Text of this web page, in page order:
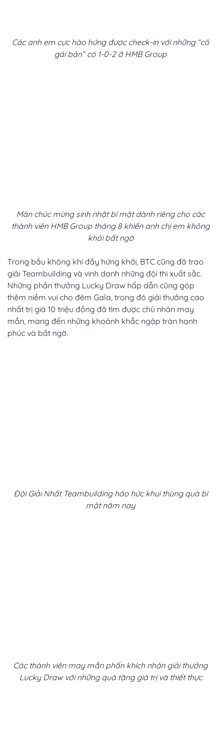
Các anh em cực hào hứng được check-in với những “cô
gái bản” có 1-0-2 ở HMB Group
Màn chúc mừng sinh nhật bí mật dành riêng cho các
thành viên HMB Group tháng 8 khiến anh chị em không
khỏi bất ngờ
Trong bầu không khí đầy hứng khởi, BTC cũng đã trao
giải Teambuilding và vinh danh những đội thi xuất sắc.
Những phần thưởng Lucky Draw hấp dẫn cũng góp
thêm niềm vui cho đêm Gala, trong đó giải thưởng cao
nhất trị giá 10 triệu đồng đã tìm được chủ nhân may
mắn, mang đến những khoảnh khắc ngập tràn hạnh
phúc và bất ngờ.
Đội Giải Nhất Teambuilding háo hức khui thùng quà bí
mật năm nay
Các thành viên may mắn phấn khích nhận giải thưởng
Lucky Draw với những quà tặng giá trị và thiết thực